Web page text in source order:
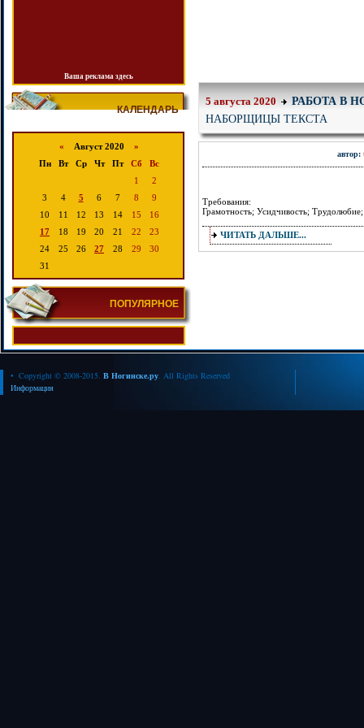
Ваша реклама здесь
КАЛЕНДАРЬ
« Август 2020 »
Пн
Вт Ср Чт Пт Сб
Вс
1
2
3
4 5 6 7 8
9
10
11 12 13 14 15
16
17
18 19 20 21 22
23
24
25 26 27 28 29
30
31
ПОПУЛЯРНОЕ
5 августа 2020 РАБОТА В
НАБОРЩИЦЫ ТЕКСТА
автор:
Требования:
Грамотность; Усидчивость;
ЧИТАТЬ ДАЛЬШЕ...
• Copyright © 2008-2015. В Ногинске.ру. All Rights Reserved
Информация